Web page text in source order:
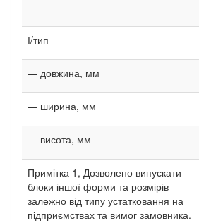
І/тип
— довжина, мм
— ширина, мм
— висота, мм
Примітка 1, Дозволено випускати
блоки іншої форми та розмірів
залежно від типу устатковання на
підприємствах та вимог замовника.